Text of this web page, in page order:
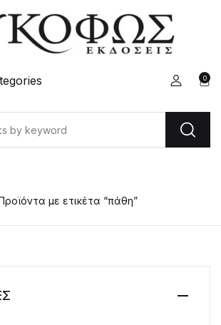
0
με ετικέτα “πάθη”